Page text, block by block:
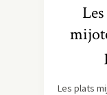
Les plats